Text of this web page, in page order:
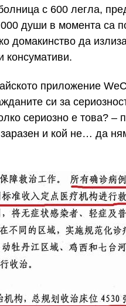
с 600 легла,
души в момента са
домакинство да
консумативи.
приложение
си за
сериозно е това? –
и кой не… да